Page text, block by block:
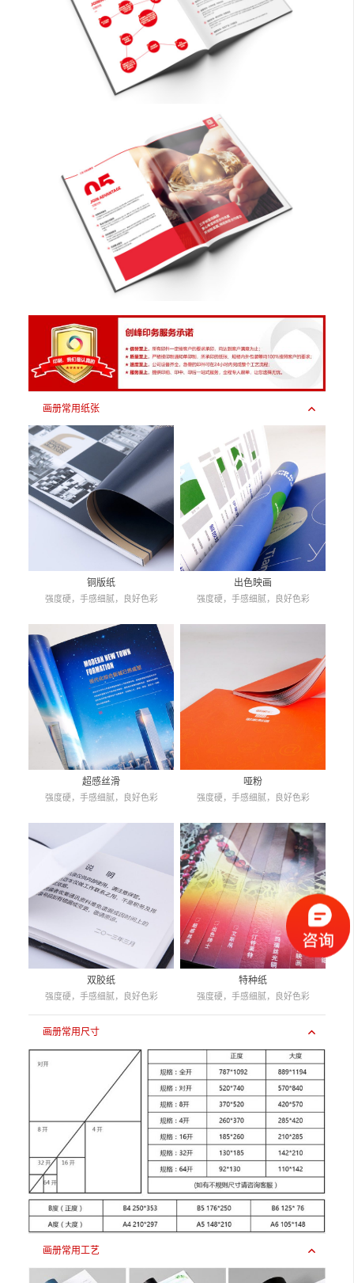
画册常用纸张
铜版纸
强度硬，手感细腻，良好色彩
出色映画
强度硬，手感细腻，良好色彩
超感丝滑
强度硬，手感细腻，良好色彩
哑粉
强度硬，手感细腻，良好色彩
双胶纸
强度硬，手感细腻，良好色彩
特种纸
强度硬，手感细腻，良好色彩
画册常用尺寸
画册常用工艺